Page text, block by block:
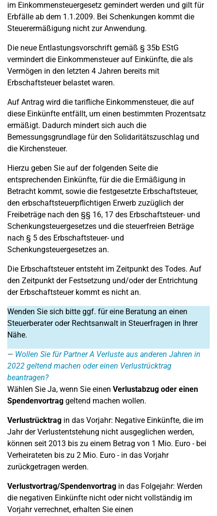
im Einkommensteuergesetz gemindert werden und gilt für
Erbfälle ab dem 1.1.2009. Bei Schenkungen kommt die
Steuerermäßigung nicht zur Anwendung.
Die neue Entlastungsvorschrift gemäß § 35b EStG
vermindert die Einkommensteuer auf Einkünfte, die als
Vermögen in den letzten 4 Jahren bereits mit
Erbschaftsteuer belastet waren.
Auf Antrag wird die tarifliche Einkommensteuer, die auf
diese Einkünfte entfällt, um einen bestimmten Prozentsatz
ermäßigt. Dadurch mindert sich auch die
Bemessungsgrundlage für den Solidaritätszuschlag und
die Kirchensteuer.
Hierzu geben Sie auf der folgenden Seite die
entsprechenden Einkünfte, für die die Ermäßigung in
Betracht kommt, sowie die festgesetzte Erbschaftsteuer,
den erbschaftsteuerpflichtigen Erwerb zuzüglich der
Freibeträge nach den §§ 16, 17 des Erbschaftsteuer- und
Schenkungsteuergesetzes und die steuerfreien Beträge
nach § 5 des Erbschaftsteuer- und
Schenkungsteuergesetzes an.
Die Erbschaftsteuer entsteht im Zeitpunkt des Todes. Auf
den Zeitpunkt der Festsetzung und/oder der Entrichtung
der Erbschaftsteuer kommt es nicht an.
Wenden Sie sich bitte ggf. für eine Beratung an einen
Steuerberater oder Rechtsanwalt in Steuerfragen in Ihrer
Nähe.
Wollen Sie für Partner A Verluste aus anderen Jahren in
2022 geltend machen oder einen Verlustrücktrag
beantragen?
Wählen Sie Ja, wenn Sie einen Verlustabzug oder einen
Spendenvortrag geltend machen wollen.
Verlustrücktrag in das Vorjahr: Negative Einkünfte, die im
Jahr der Verlustentstehung nicht ausgeglichen werden,
können seit 2013 bis zu einem Betrag von 1 Mio. Euro - bei
Verheirateten bis zu 2 Mio. Euro - in das Vorjahr
zurückgetragen werden.
Verlustvortrag/Spendenvortrag in das Folgejahr: Werden
die negativen Einkünfte nicht oder nicht vollständig im
Vorjahr verrechnet, erhalten Sie einen